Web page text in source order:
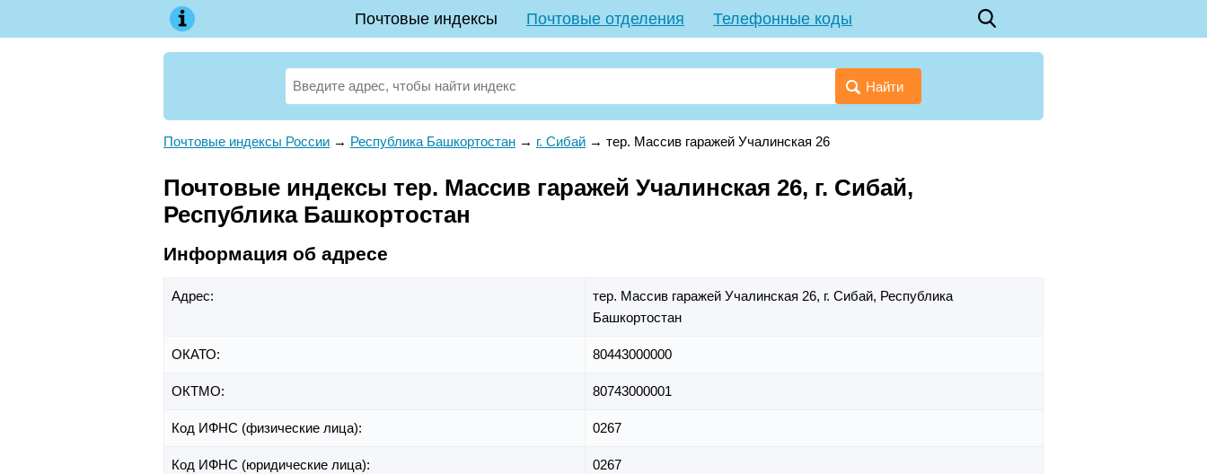
Почтовые индексы Почтовые отделения Телефонные коды
Найти
Почтовые индексы России → Республика Башкортостан → г. Сибай → тер. Массив гаражей Учалинская 26
Почтовые индексы тер. Массив гаражей Учалинская 26, г. Сибай,
Республика Башкортостан
Информация об адресе
Адрес: тер. Массив гаражей Учалинская 26, г. Сибай, Республика
Башкортостан
ОКАТО: 80443000000
ОКТМО: 80743000001
Код ИФНС (физические лица): 0267
Код ИФНС (юридические лица): 0267